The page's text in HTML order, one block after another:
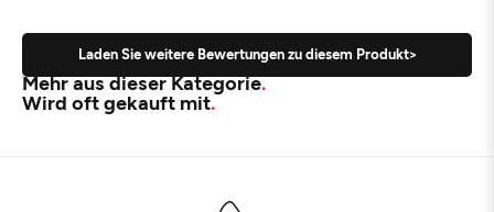
Laden Sie weitere Bewertungen zu diesem Produkt>
Mehr aus dieser Kategorie
Wird oft gekauft mit